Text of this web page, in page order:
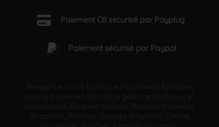
Paiement CB sécurisé par Payplug
Paiement sécurisé par Paypal